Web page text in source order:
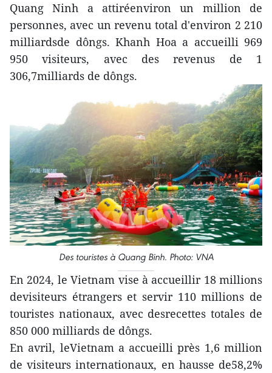
Quang Ninh a attiréenviron un million de
personnes, avec un revenu total d'environ 2 210
milliardsde dôngs. Khanh Hoa a accueilli 969
950 visiteurs, avec des revenus de 1
306,7milliards de dôngs.
Des touristes à Quang Binh. Photo: VNA
En 2024, le Vietnam vise à accueillir 18 millions
devisiteurs étrangers et servir 110 millions de
touristes nationaux, avec desrecettes totales de
850 000 milliards de dôngs.
En avril, leVietnam a accueilli près 1,6 million
de visiteurs internationaux, en hausse de58,2%